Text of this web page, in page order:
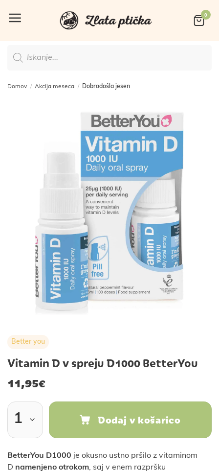
search
Domov / Akcija meseca / Dobrodošla jesen
Better you
Vitamin D v spreju D1000 BetterYou
11,95€
Dodaj v košarico
BetterYou D1000 je okusno ustno pršilo z vitaminom
D namenjeno otrokom, saj v enem razpršku